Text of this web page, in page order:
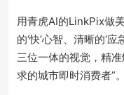
用青虎AI的LinkPix做
的‘快’心智、清晰的‘
三位一体的视觉，精
求的城市即时消费者”